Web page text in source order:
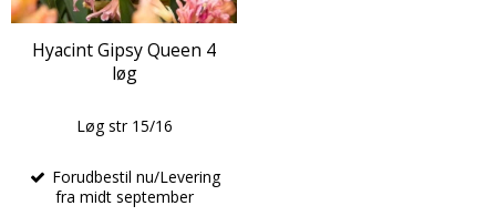
Hyacint Gipsy Queen 4
løg
Løg str 15/16
Forudbestil nu/Levering
fra midt september